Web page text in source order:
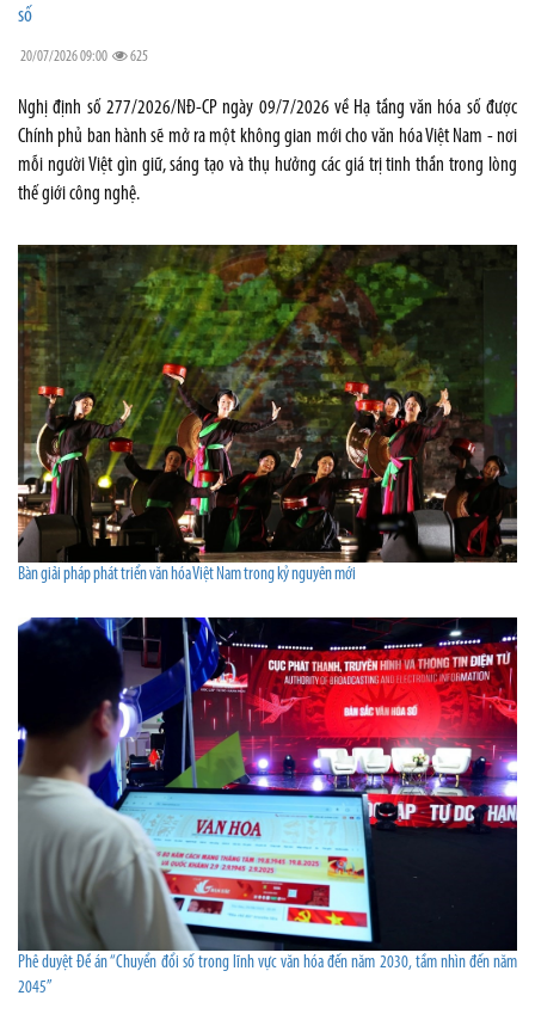
số
20/07/2026 09:00 625
Nghị định số 277/2026/NĐ-CP ngày 09/7/2026 về Hạ tầng văn hóa số được
Chính phủ ban hành sẽ mở ra một không gian mới cho văn hóa Việt Nam - nơi
mỗi người Việt gìn giữ, sáng tạo và thụ hưởng các giá trị tinh thần trong lòng
thế giới công nghệ.
Bàn giải pháp phát triển văn hóa Việt Nam trong kỷ nguyên mới
Phê duyệt Đề án “Chuyển đổi số trong lĩnh vực văn hóa đến năm 2030, tầm nhìn đến năm
2045”